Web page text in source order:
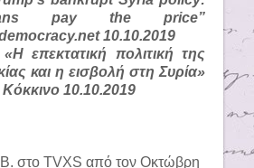
pay the price”
10.10.2019
«Η επεκτατική πολιτική της
και η εισβολή στη Συρία»
10.10.2019
στο TVXS από τον Οκτώβρη